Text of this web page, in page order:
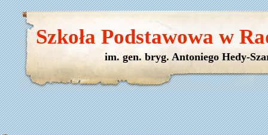
Szkoła Podstawowa w
im. gen. bryg. Antoniego Hedy-